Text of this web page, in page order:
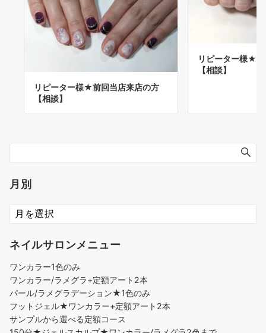
リピーター様★前回当店来店の方
【相談】
リピーター様★
【相談】
月別
ネイルサロンメニュー
ワンカラー1色のみ
ワンカラー/ラメグラ+定額アート2本
パール/ラメグラデーション★1色のみ
フットジェル★ワンカラー+定額アート2本
サンプルから選べる定額コース